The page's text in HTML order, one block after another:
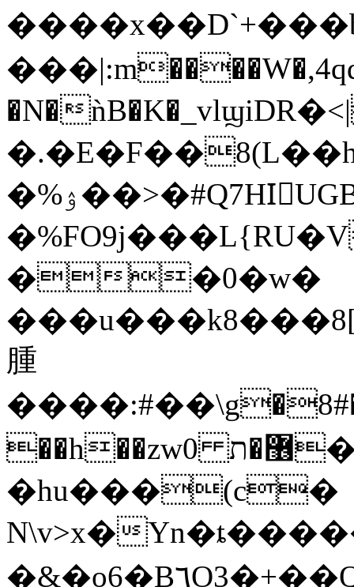
�N�
�%ۉ��>�#Q7HIّUGB^D`�\,dh$ᓶ�w����"��Pq��v�,�
��0�w�
腫
��h��zw0 ޶�ת���)�N�{����`Wk�߽����T�?
�hu���(c�
N\v>x�Yn�ȶ���
�&�o6�B٦O3�+��Qz4zw'�Hol��=�hZ��U��=r=����h�9a�<���